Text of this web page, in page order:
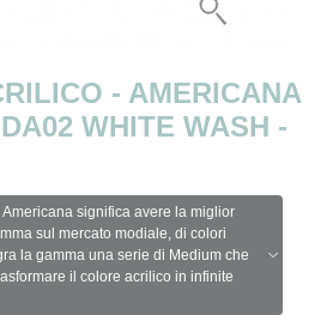
- AMERICANA
WHITE WASH -
significa avere la miglior
sul mercato modiale, di colori
la gamma una serie di Medium che
il colore acrilico in infinite